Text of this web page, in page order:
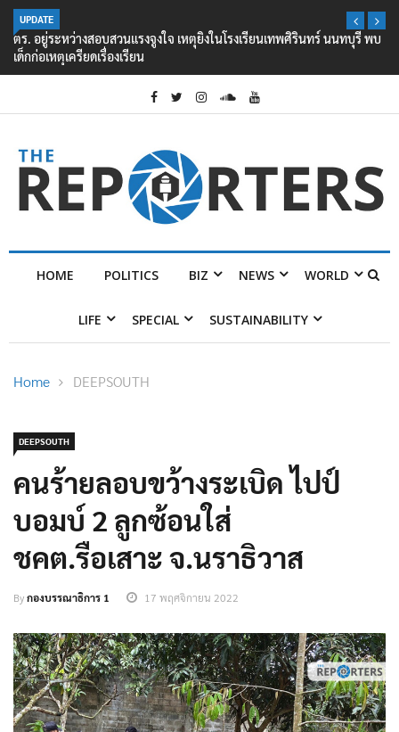
UPDATE
ตร. อยู่ระหว่างสอบสวนแรงจูงใจ เหตุยิงในโรงเรียนเทพศิรินทร์ นนทบุรี พบ
เด็กก่อเหตุเครียดเรื่องเรียน
HOME POLITICS BIZ NEWS WORLD
LIFE SPECIAL SUSTAINABILITY
Home DEEPSOUTH
DEEPSOUTH
คนร้ายลอบขว้างระเบิด ไปป์
บอมบ์ 2 ลูกซ้อนใส่
ชคต.รือเสาะ จ.นราธิวาส
Byกองบรรณาธิการ 1 17 พฤศจิกายน 2022